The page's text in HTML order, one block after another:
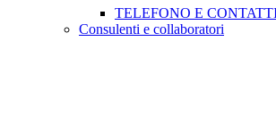
TELEFONO E
Consulenti e collaboratori